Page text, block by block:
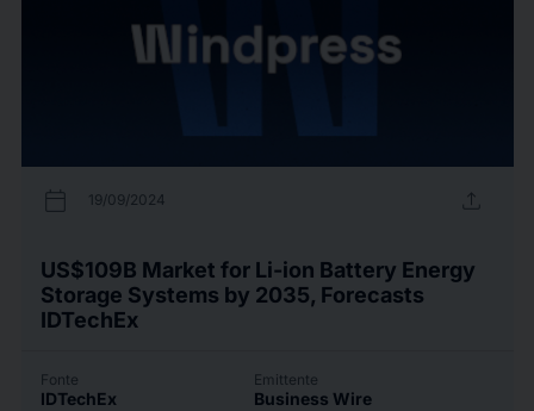
calendar_today 19/09/2024 upload
US$109B Market for Li-ion Battery Energy
Storage Systems by 2035, Forecasts
IDTechEx
Fonte
IDTechEx
Emittente
Business Wire